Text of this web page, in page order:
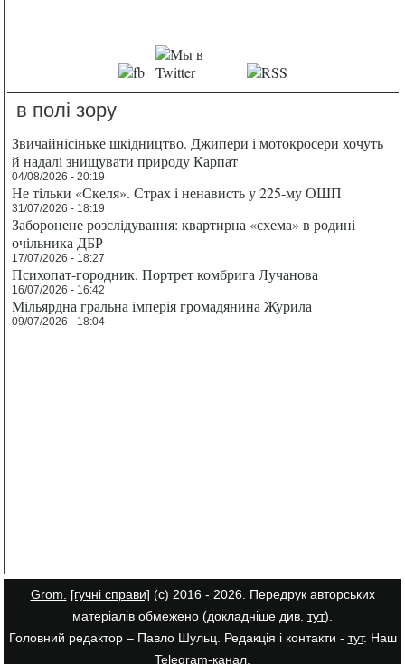
в полі зору
Звичайнісіньке шкідництво. Джипери і мотокросери хочуть
й надалі знищувати природу Карпат
04/08/2026 - 20:19
Не тільки «Скеля». Страх і ненависть у 225-му ОШП
31/07/2026 - 18:19
Заборонене розслідування: квартирна «схема» в родині
очільника ДБР
17/07/2026 - 18:27
Психопат-городник. Портрет комбрига Лучанова
16/07/2026 - 16:42
Мільярдна гральна імперія громадянина Журила
09/07/2026 - 18:04
Grom. [гучні справи] (с) 2016 - 2026. Передрук авторських
матеріалів обмежено (докладніше див. тут).
Головний редактор – Павло Шульц. Редакція і контакти - тут. Наш
Telegram-канал